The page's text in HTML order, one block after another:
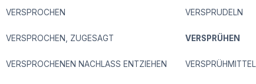
VERSPROCHEN
VERSPROCHEN, ZUGESAGT
VERSPROCHENEN NACHLASS ENTZIEHEN
VERSPRUDELN
VERSPRÜHEN
VERSPRÜHMITTEL